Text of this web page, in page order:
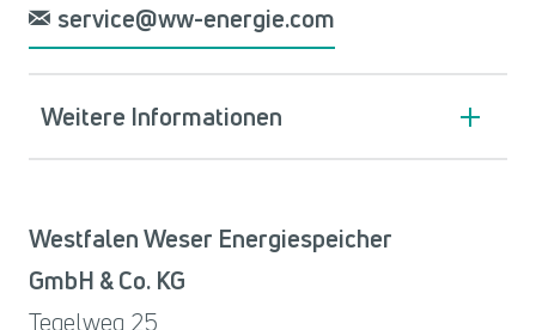
service@ww-energie.com
Weitere Informationen
Westfalen Weser Energiespeicher
GmbH & Co. KG
Tegelweg 25